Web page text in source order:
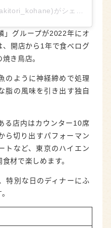
」グループが2022年にオ
、開店から1年で食べログ
き鳥店。
のように神経締めで処理
脂の風味を引き出す独自
る店内はカウンター10席
ら切り出すパフォーマン
トなど、東京のハイエン
材で楽しめます。
特別な日のディナーにふ